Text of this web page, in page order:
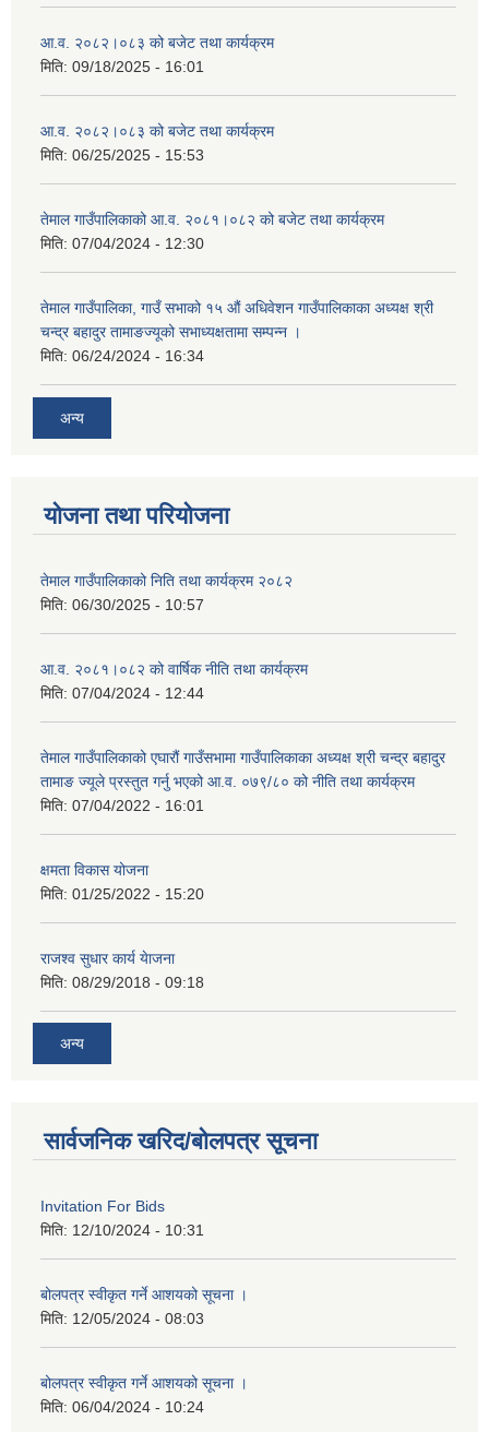
आ.व. २०८२।०८३ को बजेट तथा कार्यक्रम
मिति: 09/18/2025 - 16:01
आ.व. २०८२।०८३ को बजेट तथा कार्यक्रम
मिति: 06/25/2025 - 15:53
तेमाल गाउँपालिकाको आ.व. २०८१।०८२ को बजेट तथा कार्यक्रम
मिति: 07/04/2024 - 12:30
तेमाल गाउँपालिका, गाउँ सभाको १५ औं अधिवेशन गाउँपालिकाका अध्यक्ष श्री
चन्द्र बहादुर तामाङज्यूको सभाध्यक्षतामा सम्पन्न ।
मिति: 06/24/2024 - 16:34
अन्य
योजना तथा परियोजना
तेमाल गाउँपालिकाको निति तथा कार्यक्रम २०८२
मिति: 06/30/2025 - 10:57
आ.व. २०८१।०८२ को वार्षिक नीति तथा कार्यक्रम
मिति: 07/04/2024 - 12:44
तेमाल गाउँपालिकाको एघारौं गाउँसभामा गाउँपालिकाका अध्यक्ष श्री चन्द्र बहादुर
तामाङ ज्यूले प्रस्तुत गर्नु भएको आ.व. ०७९/८० को नीति तथा कार्यक्रम
मिति: 07/04/2022 - 16:01
क्षमता विकास योजना
मिति: 01/25/2022 - 15:20
राजश्व सुधार कार्य येाजना
मिति: 08/29/2018 - 09:18
अन्य
सार्वजनिक खरिद/बोलपत्र सूचना
Invitation For Bids
मिति: 12/10/2024 - 10:31
बोलपत्र स्वीकृत गर्ने आशयको सूचना ।
मिति: 12/05/2024 - 08:03
बोलपत्र स्वीकृत गर्ने आशयको सूचना ।
मिति: 06/04/2024 - 10:24